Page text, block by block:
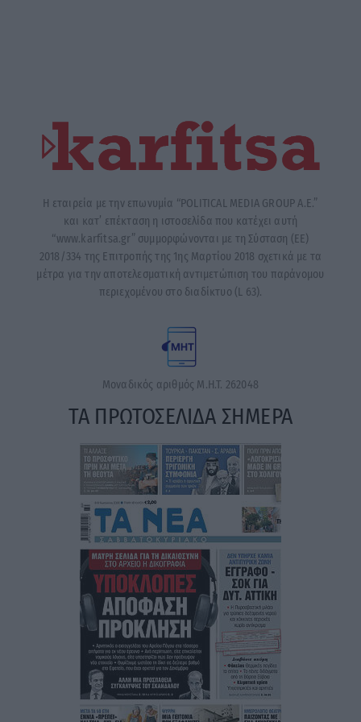
Η εταιρεία με την επωνυμία “POLITICAL MEDIA GROUP A.E.”
και κατ’ επέκταση η ιστοσελίδα που κατέχει αυτή
“www.karfitsa.gr” συμμορφώνονται με τη Σύσταση (ΕΕ)
2018/334 της Επιτροπής της 1ης Μαρτίου 2018 σχετικά με τα
μέτρα για την αποτελεσματική αντιμετώπιση του παράνομου
περιεχομένου στο διαδίκτυο (L 63).
Μοναδικός αριθμός Μ.Η.Τ. 262048
ΤΑ ΠΡΩΤΟΣΕΛΙΔΑ ΣΗΜΕΡΑ